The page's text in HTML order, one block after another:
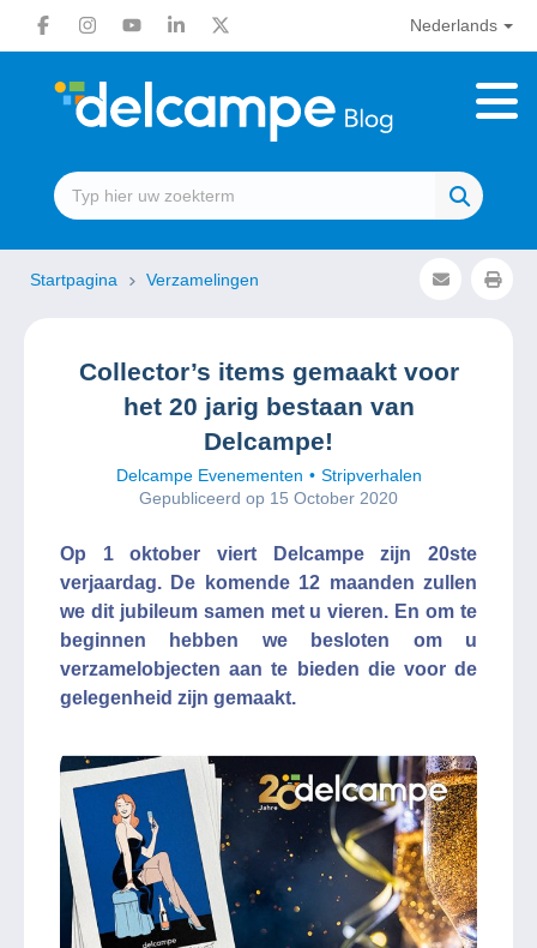
Nederlands
Startpagina Verzamelingen
Collector’s items gemaakt voor
het 20 jarig bestaan van
Delcampe!
Delcampe Evenementen
Stripverhalen
Gepubliceerd op 15 October 2020
Op 1 oktober viert Delcampe zijn 20ste
verjaardag. De komende 12 maanden zullen
we dit jubileum samen met u vieren. En om te
beginnen hebben we besloten om u
verzamelobjecten aan te bieden die voor de
gelegenheid zijn gemaakt.